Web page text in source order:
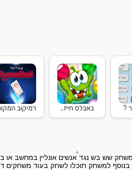
? באבלס חייז.. רמיקוב
שש בש נגד אנשים אונליין במחשב או
למשחק תוכלו לשחק בעוד משחקים